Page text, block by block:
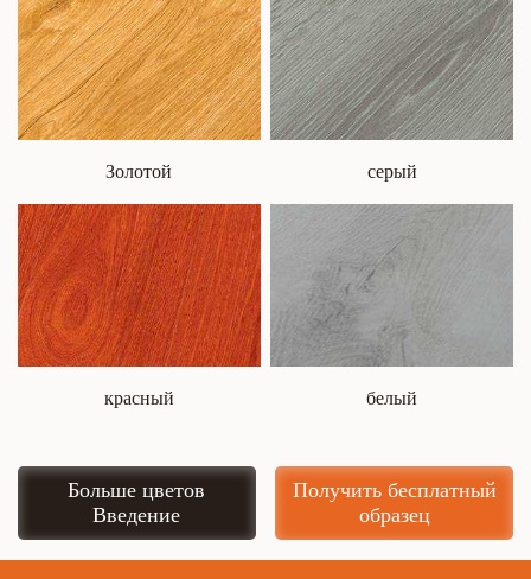
Золотой серый
красный белый
Больше цветов
Введение
Получить бесплатный
образец